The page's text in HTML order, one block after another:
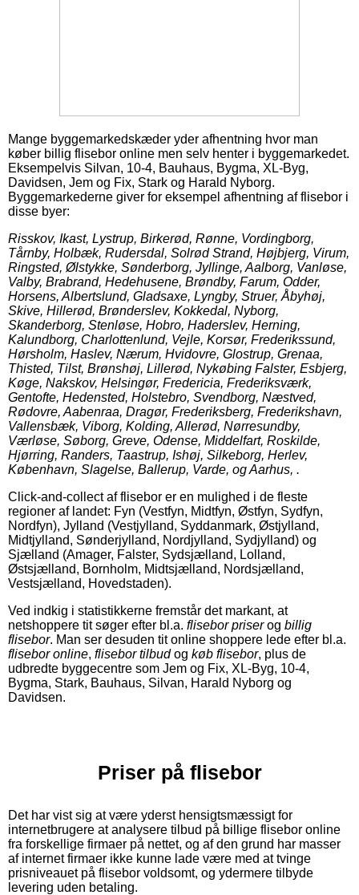
Mange byggemarkedskæder yder afhentning hvor man
køber billig flisebor online men selv henter i byggemarkedet.
Eksempelvis Silvan, 10-4, Bauhaus, Bygma, XL-Byg,
Davidsen, Jem og Fix, Stark og Harald Nyborg.
Byggemarkederne giver for eksempel afhentning af flisebor i
disse byer:
Risskov, Ikast, Lystrup, Birkerød, Rønne, Vordingborg,
Tårnby, Holbæk, Rudersdal, Solrød Strand, Højbjerg, Virum,
Ringsted, Ølstykke, Sønderborg, Jyllinge, Aalborg, Vanløse,
Valby, Brabrand, Hedehusene, Brøndby, Farum, Odder,
Horsens, Albertslund, Gladsaxe, Lyngby, Struer, Åbyhøj,
Skive, Hillerød, Brønderslev, Kokkedal, Nyborg,
Skanderborg, Stenløse, Hobro, Haderslev, Herning,
Kalundborg, Charlottenlund, Vejle, Korsør, Frederikssund,
Hørsholm, Haslev, Nærum, Hvidovre, Glostrup, Grenaa,
Thisted, Tilst, Brønshøj, Lillerød, Nykøbing Falster, Esbjerg,
Køge, Nakskov, Helsingør, Fredericia, Frederiksværk,
Gentofte, Hedensted, Holstebro, Svendborg, Næstved,
Rødovre, Aabenraa, Dragør, Frederiksberg, Frederikshavn,
Vallensbæk, Viborg, Kolding, Allerød, Nørresundby,
Værløse, Søborg, Greve, Odense, Middelfart, Roskilde,
Hjørring, Randers, Taastrup, Ishøj, Silkeborg, Herlev,
København, Slagelse, Ballerup, Varde, og Aarhus, .
Click-and-collect af flisebor er en mulighed i de fleste
regioner af landet: Fyn (Vestfyn, Midtfyn, Østfyn, Sydfyn,
Nordfyn), Jylland (Vestjylland, Syddanmark, Østjylland,
Midtjylland, Sønderjylland, Nordjylland, Sydjylland) og
Sjælland (Amager, Falster, Sydsjælland, Lolland,
Østsjælland, Bornholm, Midtsjælland, Nordsjælland,
Vestsjælland, Hovedstaden).
Ved indkig i statistikkerne fremstår det markant, at
netshoppere tit søger efter bl.a. flisebor priserog billig
flisebor. Man ser desuden tit online shoppere lede efter bl.a.
flisebor online, flisebor tilbudog køb flisebor, plus de
udbredte byggecentre som Jem og Fix, XL-Byg, 10-4,
Bygma, Stark, Bauhaus, Silvan, Harald Nyborg og
Davidsen.
Priser på flisebor
Det har vist sig at være yderst hensigtsmæssigt for
internetbrugere at analysere tilbud på billige flisebor online
fra forskellige firmaer på nettet, og af den grund har masser
af internet firmaer ikke kunne lade være med at tvinge
prisniveauet på flisebor voldsomt, og ydermere tilbyde
levering uden betaling.